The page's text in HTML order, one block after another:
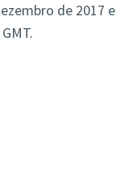
de 2017 e